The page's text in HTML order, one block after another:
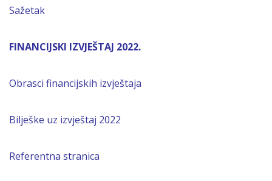
Sažetak
FINANCIJSKI IZVJEŠTAJ 2022.
Obrasci financijskih izvještaja
Bilješke uz izvještaj 2022
Referentna stranica